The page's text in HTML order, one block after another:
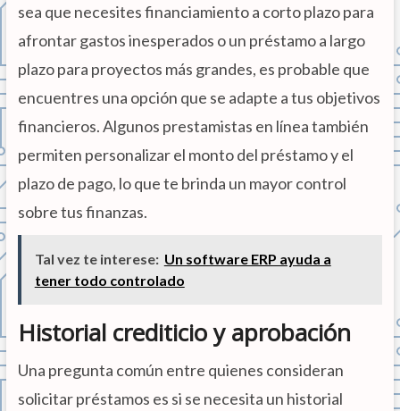
sea que necesites financiamiento a corto plazo para
afrontar gastos inesperados o un préstamo a largo
plazo para proyectos más grandes, es probable que
encuentres una opción que se adapte a tus objetivos
financieros. Algunos prestamistas en línea también
permiten personalizar el monto del préstamo y el
plazo de pago, lo que te brinda un mayor control
sobre tus finanzas.
Tal vez te interese: Un software ERP ayuda a
tener todo controlado
Historial crediticio y aprobación
Una pregunta común entre quienes consideran
solicitar préstamos es si se necesita un historial